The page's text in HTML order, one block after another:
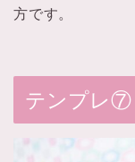
方です。
テンプレ⑦